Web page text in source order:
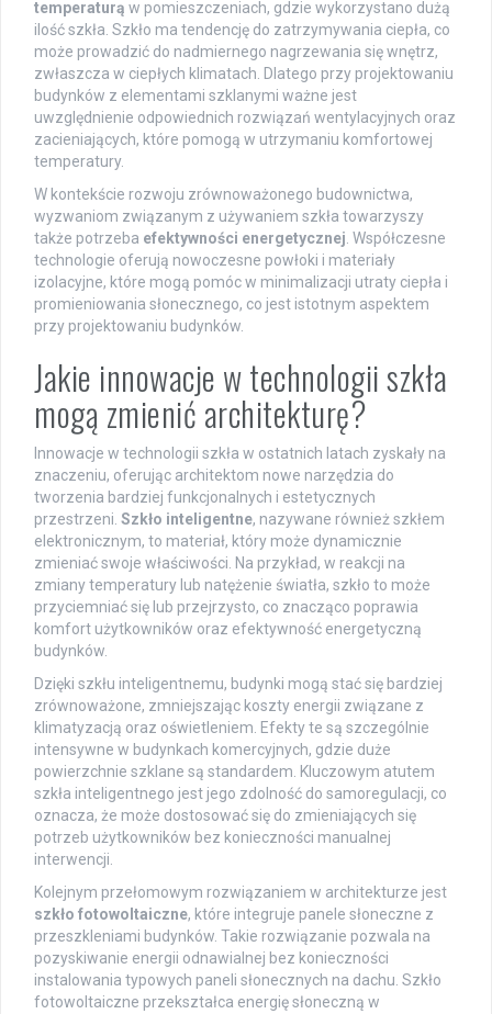
temperaturą w pomieszczeniach, gdzie wykorzystano dużą
ilość szkła. Szkło ma tendencję do zatrzymywania ciepła, co
może prowadzić do nadmiernego nagrzewania się wnętrz,
zwłaszcza w ciepłych klimatach. Dlatego przy projektowaniu
budynków z elementami szklanymi ważne jest
uwzględnienie odpowiednich rozwiązań wentylacyjnych oraz
zacieniających, które pomogą w utrzymaniu komfortowej
temperatury.
W kontekście rozwoju zrównoważonego budownictwa,
wyzwaniom związanym z używaniem szkła towarzyszy
także potrzeba efektywności energetycznej . Współczesne
technologie oferują nowoczesne powłoki i materiały
izolacyjne, które mogą pomóc w minimalizacji utraty ciepła i
promieniowania słonecznego, co jest istotnym aspektem
przy projektowaniu budynków.
Jakie innowacje w technologii szkła
mogą zmienić architekturę?
Innowacje w technologii szkła w ostatnich latach zyskały na
znaczeniu, oferując architektom nowe narzędzia do
tworzenia bardziej funkcjonalnych i estetycznych
przestrzeni. Szkło inteligentne, nazywane również szkłem
elektronicznym, to materiał, który może dynamicznie
zmieniać swoje właściwości. Na przykład, w reakcji na
zmiany temperatury lub natężenie światła, szkło to może
przyciemniać się lub przejrzysto, co znacząco poprawia
komfort użytkowników oraz efektywność energetyczną
budynków.
Dzięki szkłu inteligentnemu, budynki mogą stać się bardziej
zrównoważone, zmniejszając koszty energii związane z
klimatyzacją oraz oświetleniem. Efekty te są szczególnie
intensywne w budynkach komercyjnych, gdzie duże
powierzchnie szklane są standardem. Kluczowym atutem
szkła inteligentnego jest jego zdolność do samoregulacji, co
oznacza, że może dostosować się do zmieniających się
potrzeb użytkowników bez konieczności manualnej
interwencji.
Kolejnym przełomowym rozwiązaniem w architekturze jest
szkło fotowoltaiczne, które integruje panele słoneczne z
przeszkleniami budynków. Takie rozwiązanie pozwala na
pozyskiwanie energii odnawialnej bez konieczności
instalowania typowych paneli słonecznych na dachu. Szkło
fotowoltaiczne przekształca energię słoneczną w